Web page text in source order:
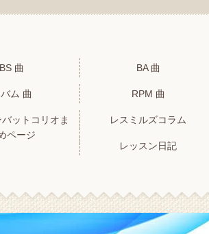
BS 曲 BA 曲
ム 曲 RPM 曲
ットコリオま
ページ
レスミルズコラム
レッスン日記